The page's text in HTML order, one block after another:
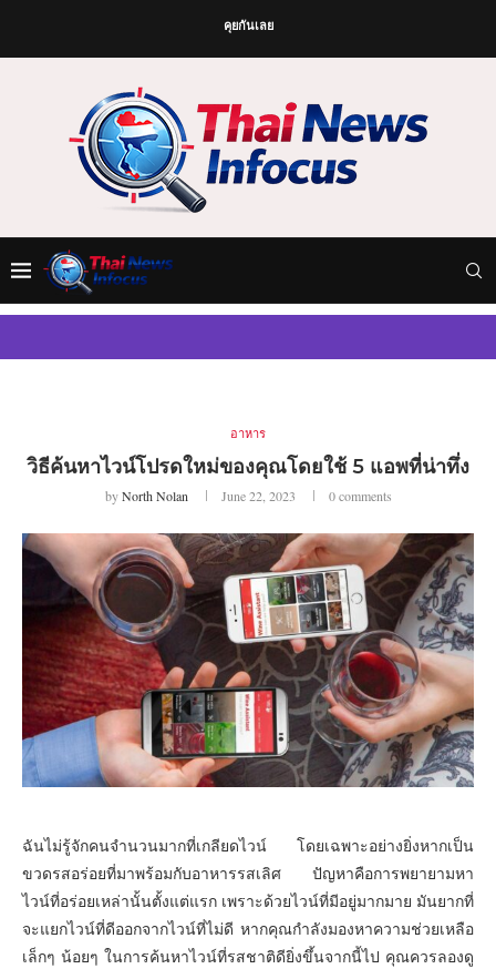
คุยกันเลย
อาหาร
วิธีค้นหาไวน์โปรดใหม่ของคุณโดยใช้ 5 แอพที่น่าทึ่ง
byNorth Nolan June 22, 2023 0 comments
ฉันไม่รู้จักคนจำนวนมากที่เกลียดไวน์ โดยเฉพาะอย่างยิ่งหากเป็น
ขวดรสอร่อยที่มาพร้อมกับอาหารรสเลิศ ปัญหาคือการพยายามหา
ไวน์ที่อร่อยเหล่านั้นตั้งแต่แรก เพราะด้วยไวน์ที่มีอยู่มากมาย มันยากที่
จะแยกไวน์ที่ดีออกจากไวน์ที่ไม่ดี หากคุณกำลังมองหาความช่วยเหลือ
เล็กๆ น้อยๆ ในการค้นหาไวน์ที่รสชาติดียิ่งขึ้นจากนี้ไป คุณควรลองดู